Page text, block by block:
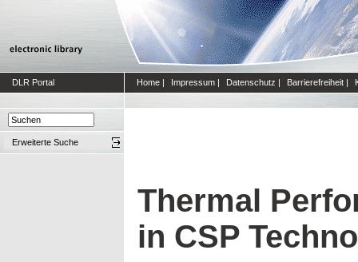
DLR Portal Home | Impressum | Datenschutz | Barrierefreiheit |
Erweiterte Suche
Thermal
in CSP